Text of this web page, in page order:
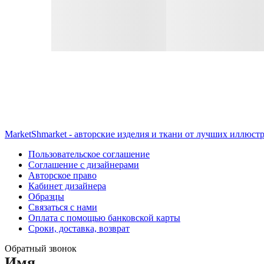
MarketShmarket - авторские изделия и ткани от лучших
Пользовательское соглашение
Соглашение с дизайнерами
Авторское право
Кабинет дизайнера
Образцы
Связаться с нами
Оплата с помощью банковской карты
Сроки, доставка, возврат
Обратный звонок